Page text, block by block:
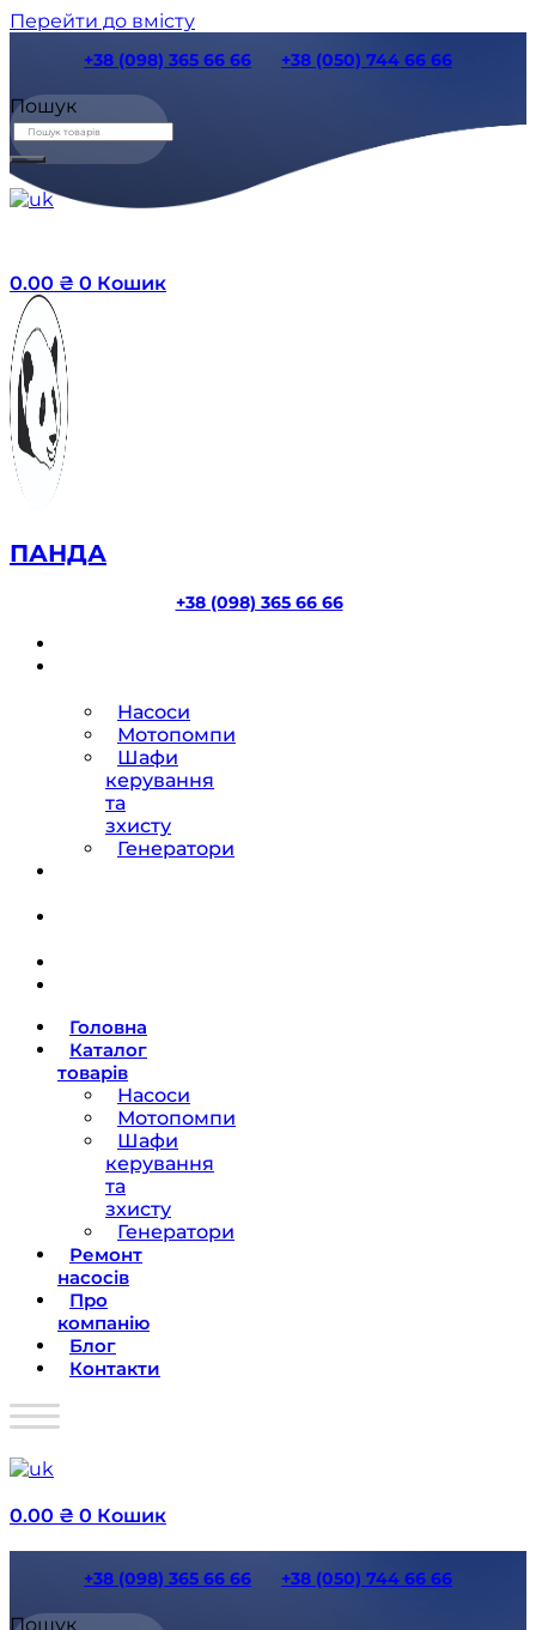
Перейти до вмісту
+38 (098) 365 66 66 +38 (050) 744 66 66
Пошук
0.00 ₴ 0 Кошик
ПАНДА
+38 (098) 365 66 66
Насоси
Мотопомпи
Шафи
керування
та
зхисту
Генератори
Головна
Каталог
товарів
Насоси
Мотопомпи
Шафи
керування
та
зхисту
Генератори
Ремонт
насосів
Про
компанію
Блог
Контакти
0.00 ₴ 0 Кошик
+38 (098) 365 66 66 +38 (050) 744 66 66
Пошук